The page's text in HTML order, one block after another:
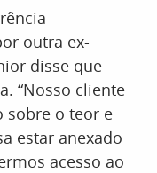
outra ex-
disse que
“Nosso cliente
o teor e
estar anexado
acesso ao